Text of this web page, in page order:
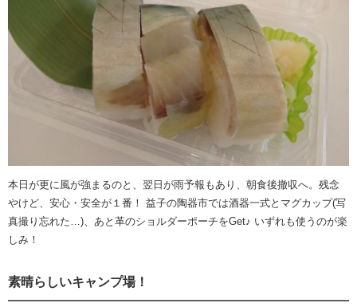
本日が更に風が強まるのと、翌日が雨予報もあり、朝食後撤収へ。残念
やけど、安心・安全が１番！ 益子の陶器市では酒器一式とマグカップ(写
真撮り忘れた…)、あと革のショルダーポーチをGet♪ いずれも使うのが楽
しみ！
素晴らしいキャンプ場！